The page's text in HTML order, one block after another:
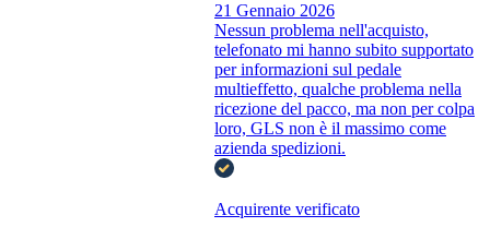
21 Gennaio 2026
Nessun problema nell'acquisto,
telefonato mi hanno subito supportato
per informazioni sul pedale
multieffetto, qualche problema nella
ricezione del pacco, ma non per colpa
loro, GLS non è il massimo come
azienda spedizioni.
Acquirente verificato